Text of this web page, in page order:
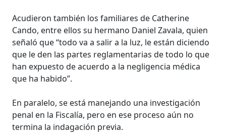
Acudieron también los familiares de Catherine
Cando, entre ellos su hermano Daniel Zavala, quien
señaló que “todo va a salir a la luz, le están diciendo
que le den las partes reglamentarias de todo lo que
han expuesto de acuerdo a la negligencia médica
que ha habido”.
En paralelo, se está manejando una investigación
penal en la Fiscalía, pero en ese proceso aún no
termina la indagación previa.